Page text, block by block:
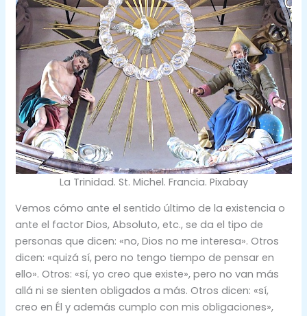
La Trinidad. St. Michel. Francia. Pixabay
Vemos cómo ante el sentido último de la existencia o
ante el factor Dios, Absoluto, etc., se da el tipo de
personas que dicen: «no, Dios no me interesa». Otros
dicen: «quizá sí, pero no tengo tiempo de pensar en
ello». Otros: «sí, yo creo que existe», pero no van más
allá ni se sienten obligados a más. Otros dicen: «sí,
creo en Él y además cumplo con mis obligaciones»,